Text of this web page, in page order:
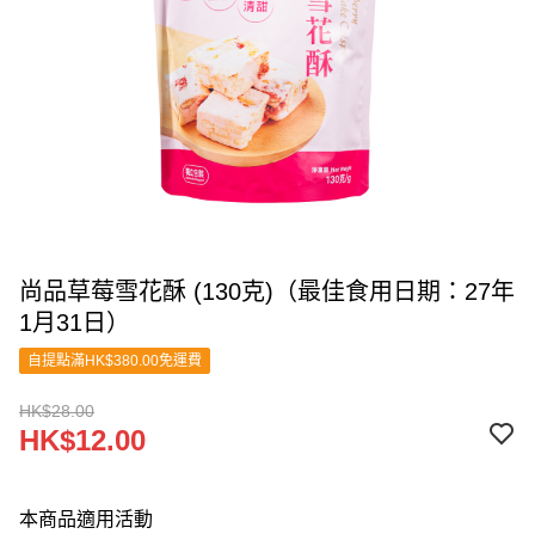
尚品草莓雪花酥 (130克)（最佳食用日期：27年
1月31日）
自提點滿HK$380.00免運費
HK$28.00
HK$12.00
本商品適用活動